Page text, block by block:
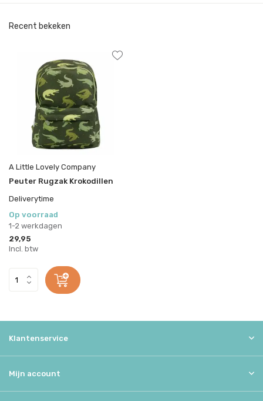
Recent bekeken
A Little Lovely Company
Peuter Rugzak Krokodillen
Deliverytime
Op voorraad
1-2 werkdagen
29,95
Incl. btw
Klantenservice
Mijn account